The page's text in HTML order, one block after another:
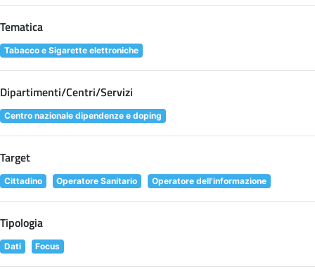
Tematica
Tabacco e Sigarette elettroniche
Dipartimenti/Centri/Servizi
Centro nazionale dipendenze e doping
Target
Cittadino Operatore Sanitario Operatore dell'informazione
Tipologia
Dati Focus